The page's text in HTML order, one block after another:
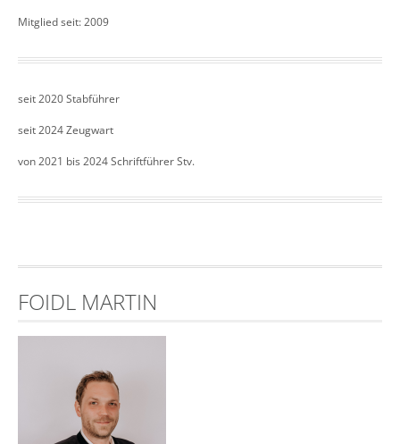
Mitglied seit: 2009
seit 2020 Stabführer
seit 2024 Zeugwart
von 2021 bis 2024 Schriftführer Stv.
FOIDL MARTIN